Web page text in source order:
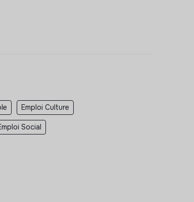
Emploi Culture
Social